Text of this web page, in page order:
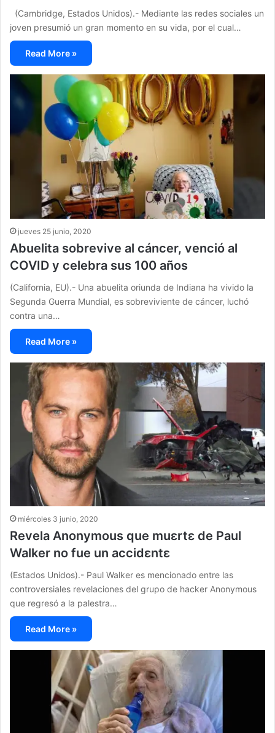
(Cambridge, Estados Unidos).- Mediante las redes sociales un
joven presumió un gran momento en su vida, por el cual…
Read More »
jueves 25 junio, 2020
Abuelita sobrevive al cáncer, venció al
COVID y celebra sus 100 años
(California, EU).- Una abuelita oriunda de Indiana ha vivido la
Segunda Guerra Mundial, es sobreviviente de cáncer, luchó
contra una…
Read More »
miércoles 3 junio, 2020
Revela Anonymous que muεrtε de Paul
Walker no fue un accidεntε
(Estados Unidos).- Paul Walker es mencionado entre las
controversiales revelaciones del grupo de hacker Anonymous
que regresó a la palestra…
Read More »